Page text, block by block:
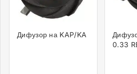
Дифузор на KAP/KA
0.33